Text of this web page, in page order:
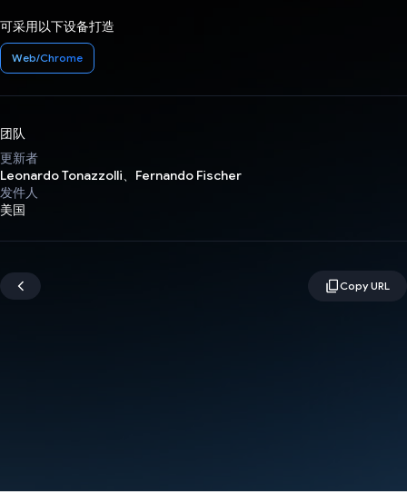
可采用以下设备打造
Web/Chrome
团队
更新者
Leonardo Tonazzolli、Fernando Fischer
发件人
美国